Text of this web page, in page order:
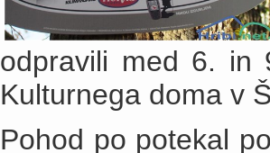
odpravili med 6. in
Kulturnega doma v
Pohod po potekal